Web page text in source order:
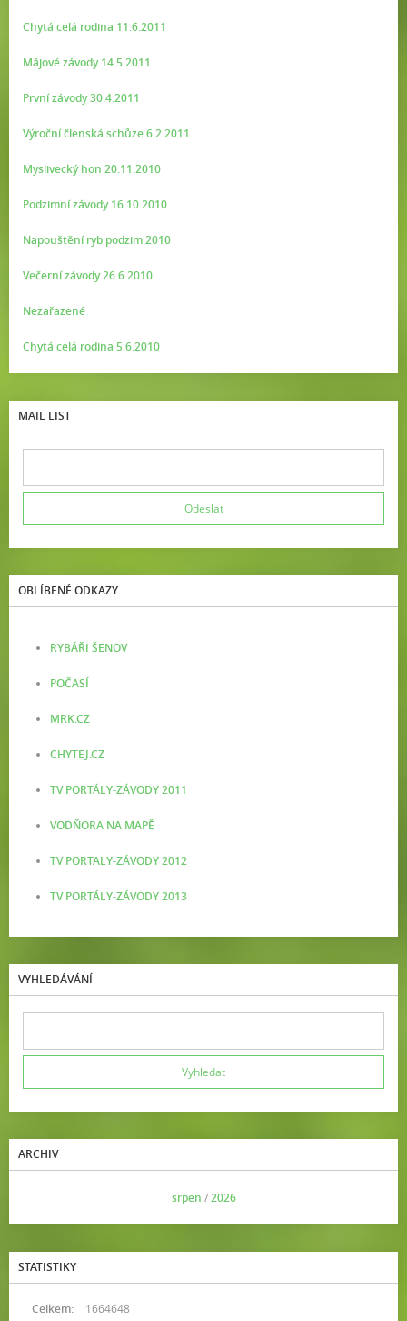
Chytá celá rodina 11.6.2011
Májové závody 14.5.2011
První závody 30.4.2011
Výroční členská schůze 6.2.2011
Myslivecký hon 20.11.2010
Podzimní závody 16.10.2010
Napouštění ryb podzim 2010
Večerní závody 26.6.2010
Nezařazené
Chytá celá rodina 5.6.2010
MAIL LIST
OBLÍBENÉ ODKAZY
RYBÁŘI ŠENOV
POČASÍ
MRK.CZ
CHYTEJ.CZ
TV PORTÁLY-ZÁVODY 2011
VODŇORA NA MAPĚ
TV PORTALY-ZÁVODY 2012
TV PORTÁLY-ZÁVODY 2013
VYHLEDÁVÁNÍ
ARCHIV
srpen /2026
STATISTIKY
Celkem: 1664648